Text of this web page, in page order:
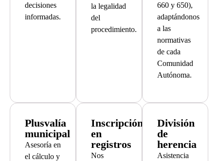
decisiones
informadas.
la legalidad
del
procedimiento.
660 y 650),
adaptándonos
a las
normativas
de cada
Comunidad
Autónoma.
Plusvalía
municipal
Asesoría en
el cálculo y
Inscripción
en
registros
Nos
División
de
herencia
Asistencia